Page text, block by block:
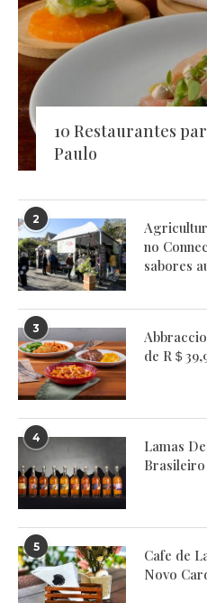
10 Restaurantes
Paulo
2
no
sabores
3
de R＄
4
Lamas
Brasileiro
5
Cafe de
Novo